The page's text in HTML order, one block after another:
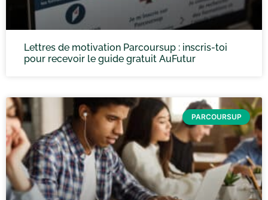
Lettres de motivation Parcoursup : inscris-toi
pour recevoir le guide gratuit AuFutur
PARCOURSUP